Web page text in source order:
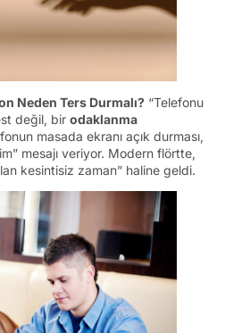
Neden Ters Durmalı? “Telefonu
değil, bir odaklanma
masada ekranı açık durması,
mesajı veriyor. Modern flörtte,
kesintisiz zaman” haline geldi.